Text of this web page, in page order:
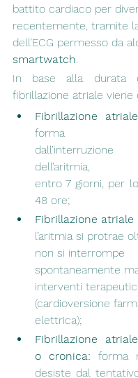
battito cardiaco per
recentemente, tramite
dell’ECG permesso da
smartwatch.
In base alla durata
fibrillazione atriale viene
forma
dell’aritmia,
entro 7 giorni, per
48 ore;
Fibrillazione atriale
l’aritmia si protrae
non si interrompe
spontaneamente
interventi terapeutici
(cardioversione
elettrica);
Fibrillazione
o cronica: forma
desiste dal